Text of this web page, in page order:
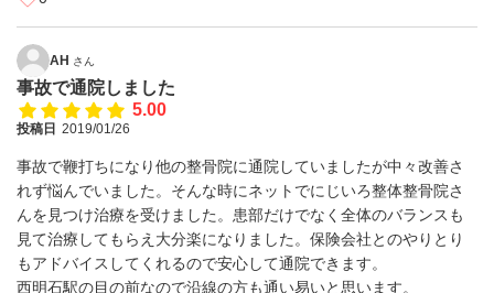
AH さん
事故で通院しました
5.00
投稿日 2019/01/26
事故で鞭打ちになり他の整骨院に通院していましたが中々改善さ
れず悩んでいました。そんな時にネットでにじいろ整体整骨院さ
んを見つけ治療を受けました。患部だけでなく全体のバランスも
見て治療してもらえ大分楽になりました。保険会社とのやりとり
もアドバイスしてくれるので安心して通院できます。
西明石駅の目の前なので沿線の方も通い易いと思います。